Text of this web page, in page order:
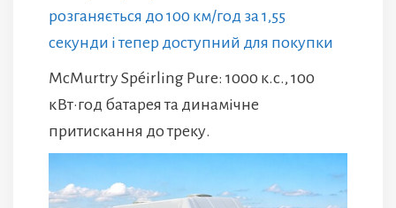
розганяється до 100 км/год за 1,55
секунди і тепер доступний для покупки
McMurtry Spéirling Pure: 1000 к.с., 100
кВт·год батарея та динамічне
притискання до треку.